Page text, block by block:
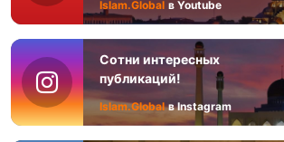
Islam.Global в Youtube
Сотни интересных
публикаций!
Islam.Global в Instagram